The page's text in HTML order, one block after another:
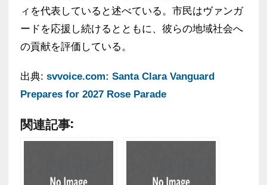
ィを代表していると述べている。市民はヴァンガ
ードを応援し続けるとともに、彼らの地域社会へ
の貢献を評価している。
出典: svvoice.com: Santa Clara Vanguard
Prepares for 2027 Rose Parade
関連記事: